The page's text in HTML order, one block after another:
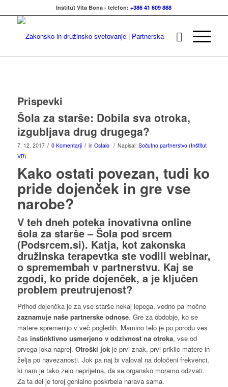
Inštitut Vita Bona - telefon:+386 41 609 888
Prispevki
Šola za starše: Dobila sva otroka,
izgubljava drug drugega?
7. 12. 2017 / 0 Komentarji / in Ostalo / Napisal: Sočutno partnerstvo (Inštitut
VB)
Kako ostati povezan, tudi ko
pride dojenček in gre vse
narobe?
V teh dneh poteka inovativna online
šola za starše –Šola pod srcem
(Podsrcem.si). Katja, kot zakonska
družinska terapevtka ste vodili webinar,
o spremembah v partnerstvu. Kaj se
zgodi, ko pride dojenček, a je ključen
problem preutrujenost?
Prihod dojenčka je za vse starše nekaj lepega, vedno pa močno
zaznamuje naše partnerske odnose. Gre za obdobje, ko se
matere spremenijo v več pogledih. Mamino telo je po porodu ves
čas instinktivno usmerjeno v odzivnost na otroka, vse od
prvega joka naprej. Otroški jokje prvi znak, prvi priklic matere in
želja po navezanosti. Jok pa naj bi valoval na določeni frekvenci,
ki nam je tako zelo neprijetna, da se organsko moramo odzvati.
Za ta del je torej genialno poskrbela narava sama.